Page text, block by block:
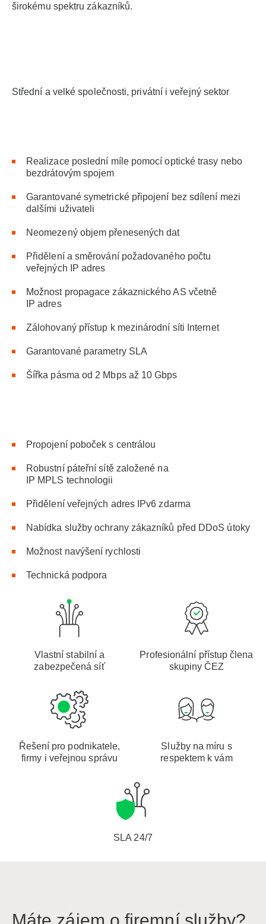
širokému spektru zákazníků.
Střední a velké společnosti, privátní i veřejný sektor
Realizace poslední míle pomocí optické trasy nebo
bezdrátovým spojem
Garantované symetrické připojení bez sdílení mezi
dalšími uživateli
Neomezený objem přenesených dat
Přidělení a směrování požadovaného počtu
veřejných IP adres
Možnost propagace zákaznického AS včetně
IP adres
Zálohovaný přístup k mezinárodní síti Internet
Garantované parametry SLA
Šířka pásma od 2 Mbps až 10 Gbps
Propojení poboček s centrálou
Robustní páteřní sítě založené na
IP MPLS technologii
Přidělení veřejných adres IPv6 zdarma
Nabídka služby ochrany zákazníků před DDoS útoky
Možnost navýšení rychlosti
Technická podpora
Vlastní stabilní a
zabezpečená síť
Profesionální přístup člena
skupiny ČEZ
Řešení pro podnikatele,
firmy i veřejnou správu
Služby na míru s
respektem k vám
SLA 24/7